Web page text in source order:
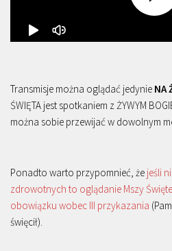
Transmisje można oglądać jedynie NA
ŚWIĘTA jest spotkaniem z ŻYWYM
można sobie przewijać w dowolnym
Ponadto warto przypomnieć, że jeśli
zdrowotnych to oglądanie Mszy
obowiązku wobec III przykazania
święcił).